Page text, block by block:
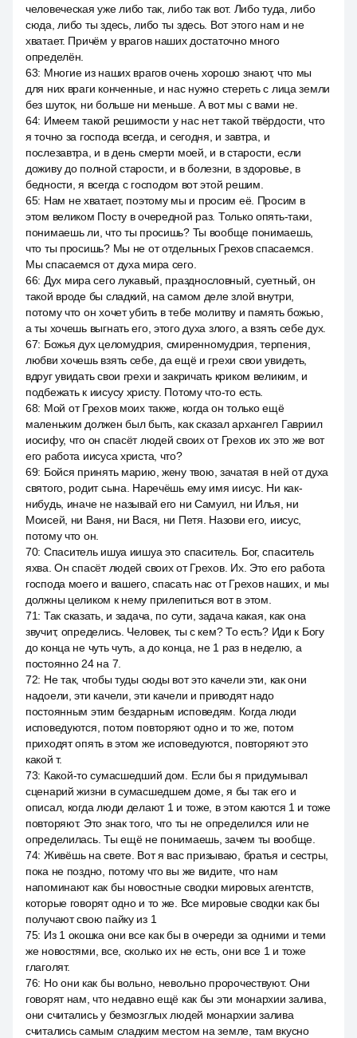
человеческая уже либо так, либо так вот. Либо туда, либо
сюда, либо ты здесь, либо ты здесь. Вот этого нам и не
хватает. Причём у врагов наших достаточно много
определён.
63: Многие из наших врагов очень хорошо знают, что мы
для них враги конченные, и нас нужно стереть с лица земли
без шуток, ни больше ни меньше. А вот мы с вами не.
64: Имеем такой решимости у нас нет такой твёрдости, что
я точно за господа всегда, и сегодня, и завтра, и
послезавтра, и в день смерти моей, и в старости, если
доживу до полной старости, и в болезни, в здоровье, в
бедности, я всегда с господом вот этой решим.
65: Нам не хватает, поэтому мы и просим её. Просим в
этом великом Посту в очередной раз. Только опять-таки,
понимаешь ли, что ты просишь? Ты вообще понимаешь,
что ты просишь? Мы не от отдельных Грехов спасаемся.
Мы спасаемся от духа мира сего.
66: Дух мира сего лукавый, празднословный, суетный, он
такой вроде бы сладкий, на самом деле злой внутри,
потому что он хочет убить в тебе молитву и память божью,
а ты хочешь выгнать его, этого духа злого, а взять себе дух.
67: Божья дух целомудрия, смиренномудрия, терпения,
любви хочешь взять себе, да ещё и грехи свои увидеть,
вдруг увидать свои грехи и закричать криком великим, и
подбежать к иисусу христу. Потому что-то есть.
68: Мой от Грехов моих также, когда он только ещё
маленьким должен был быть, как сказал архангел Гавриил
иосифу, что он спасёт людей своих от Грехов их это же вот
его работа иисуса христа, что?
69: Бойся принять марию, жену твою, зачатая в ней от духа
святого, родит сына. Наречёшь ему имя иисус. Ни как-
нибудь, иначе не называй его ни Самуил, ни Илья, ни
Моисей, ни Ваня, ни Вася, ни Петя. Назови его, иисус,
потому что он.
70: Спаситель ишуа иишуа это спаситель. Бог, спаситель
яхва. Он спасёт людей своих от Грехов. Их. Это его работа
господа моего и вашего, спасать нас от Грехов наших, и мы
должны целиком к нему прилепиться вот в этом.
71: Так сказать, и задача, по сути, задача какая, как она
звучит, определись. Человек, ты с кем? То есть? Иди к Богу
до конца не чуть чуть, а до конца, не 1 раз в неделю, а
постоянно 24 на 7.
72: Не так, чтобы туды сюды вот это качели эти, как они
надоели, эти качели, эти качели и приводят надо
постоянным этим бездарным исповедям. Когда люди
исповедуются, потом повторяют одно и то же, потом
приходят опять в этом же исповедуются, повторяют это
какой т.
73: Какой-то сумасшедший дом. Если бы я придумывал
сценарий жизни в сумасшедшем доме, я бы так его и
описал, когда люди делают 1 и тоже, в этом каются 1 и тоже
повторяют. Это знак того, что ты не определился или не
определилась. Ты ещё не понимаешь, зачем ты вообще.
74: Живёшь на свете. Вот я вас призываю, братья и сестры,
пока не поздно, потому что вы же видите, что нам
напоминают как бы новостные сводки мировых агентств,
которые говорят одно и то же. Все мировые сводки как бы
получают свою пайку из 1
75: Из 1 окошка они все как бы в очереди за одними и теми
же новостями, все, сколько их не есть, они все 1 и тоже
глаголят.
76: Но они как бы вольно, невольно пророчествуют. Они
говорят нам, что недавно ещё как бы эти монархии залива,
они считались у безмозглых людей монархии залива
считались самым сладким местом на земле, там вкусно